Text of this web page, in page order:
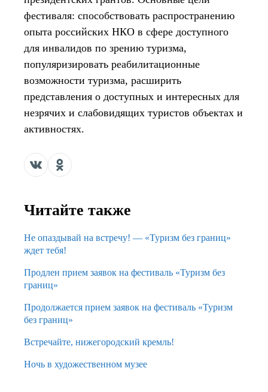
фестиваля: способствовать распространению
опыта российских НКО в сфере доступного
для инвалидов по зрению туризма,
популяризировать реабилитационные
возможности туризма, расширить
представления о доступных и интересных для
незрячих и слабовидящих туристов объектах и
активностях.
Читайте также
Не опаздывай на встречу! — «Туризм без границ»
ждет тебя!
Продлен прием заявок на фестиваль «Туризм без
границ»
Продолжается прием заявок на фестиваль «Туризм
без границ»
Встречайте, нижегородский кремль!
Ночь в художественном музее